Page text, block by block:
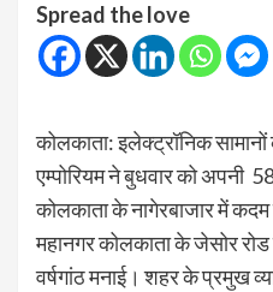
Spread the love
कोलकाता: इलेक्ट्रॉनिक
एम्पोरियम ने बुधवार को अपनी
कोलकाता के नागेरबाजार में
महानगर कोलकाता के जेसोर
वर्षगांठ मनाई। शहर के प्रमुख